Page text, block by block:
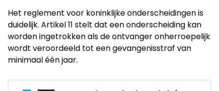
Het reglement voor koninklijke onderscheidingen is
duidelijk. Artikel 11 stelt dat een onderscheiding kan
worden ingetrokken als de ontvanger onherroepelijk
wordt veroordeeld tot een gevangenisstraf van
minimaal één jaar.